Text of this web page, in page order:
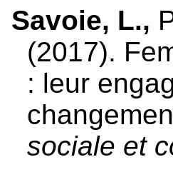
Savoie, L.,
(2017).
: leur
sociale et